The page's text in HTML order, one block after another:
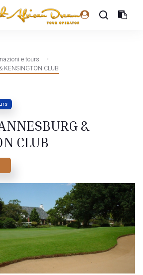
e tours
KENSINGTON CLUB
&
CLUB